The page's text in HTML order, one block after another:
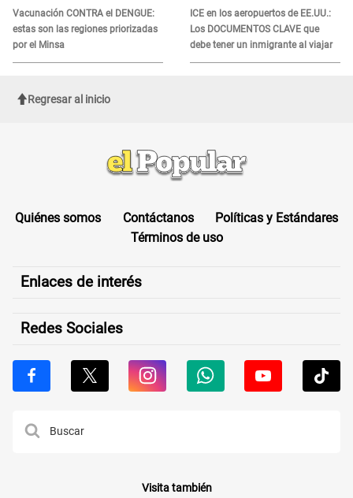
Vacunación CONTRA el DENGUE:
estas son las regiones priorizadas
por el Minsa
ICE en los aeropuertos de EE.UU.:
Los DOCUMENTOS CLAVE que
debe tener un inmigrante al viajar
Regresar al inicio
Quiénes somos Contáctanos
Políticas y Estándares
Términos de uso
Enlaces de interés
Redes Sociales
Visita también